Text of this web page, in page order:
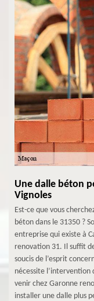
Une dalle béton
Vignoles
Est-ce que vous
béton dans le 31350 ?
entreprise qui existe à
renovation 31. Il suffit
soucis de l’esprit
nécessite l’intervention
venir chez Garonne
installer une dalle plus